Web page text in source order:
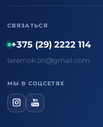
СВЯЗАТЬСЯ
+375 (29) 2222 114
teremok.on@gmail.com
МЫ В СОЦСЕТЯХ